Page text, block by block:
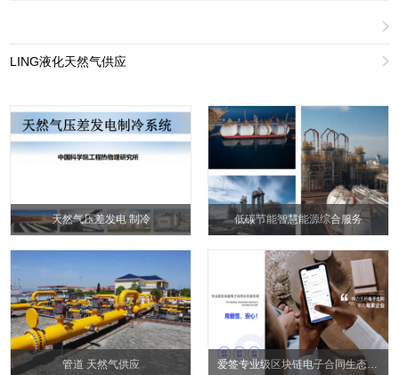
LING液化天然气供应
天然气压差发电 制冷 低碳节能智慧能源综合服务
管道 天然气供应 爱签专业级区块链电子合同生态服务